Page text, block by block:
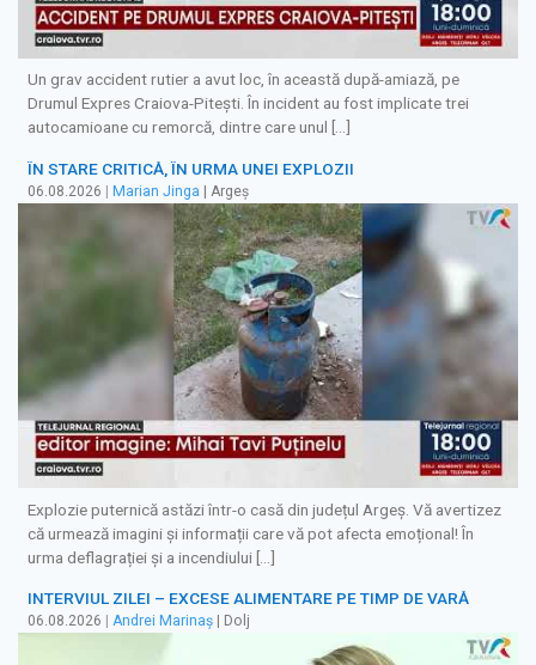
Un grav accident rutier a avut loc, în această după-amiază, pe
Drumul Expres Craiova-Pitești. În incident au fost implicate trei
autocamioane cu remorcă, dintre care unul […]
ÎN STARE CRITICĂ, ÎN URMA UNEI EXPLOZII
06.08.2026 | Marian Jinga | Argeș
Explozie puternică astăzi într-o casă din județul Argeș. Vă avertizez
că urmează imagini și informații care vă pot afecta emoțional! În
urma deflagrației și a incendiului […]
INTERVIUL ZILEI – EXCESE ALIMENTARE PE TIMP DE VARĂ
06.08.2026 Andrei Marinaș | Dolj